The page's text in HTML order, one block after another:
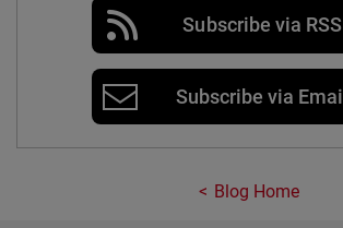
Subscribe via RSS
Subscribe via Email
Blog Home